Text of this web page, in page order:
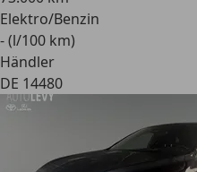
Elektro/Benzin
- (l/100 km)
Händler
DE 14480